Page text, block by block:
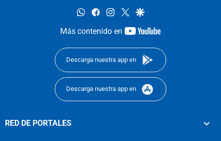
whatsappfacebookinstagram
twittergoogle
Más contenido en
youtube-
Descarga nuestra app en
Descarga nuestra app en
RED DE PORTALES